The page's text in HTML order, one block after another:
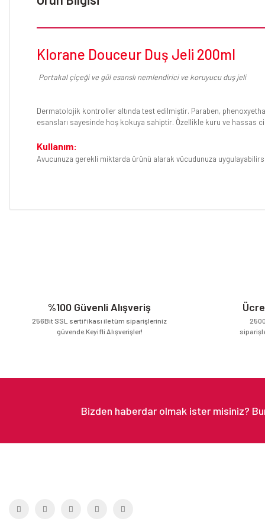
Klorane Douceur Duş Jeli 200ml
Portakal çiçeği ve gül esanslı nemlendirici ve koruyucu duş jeli
Dermatolojik kontroller altında test edilmiştir. Paraben,
esansları sayesinde hoş kokuya sahiptir. Özellikle kuru ve hassas
Kullanım:
Avucunuza gerekli miktarda ürünü alarak vücudunuza
Bu ürüne benzer farklı alternatifler olmalı.
%100 Güvenli Alışveriş
256Bit SSL sertifikası ile tüm siparişleriniz
güvende.Keyifli Alışverişler!